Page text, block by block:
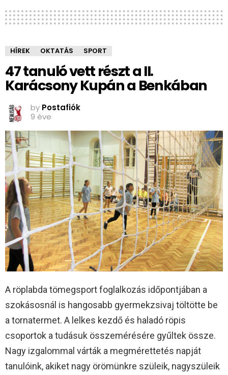
HÍREK OKTATÁS SPORT
47 tanuló vett részt a II.
Karácsony Kupán a Benkában
by Postafiók
9 éve
A röplabda tömegsport foglalkozás időpontjában a
szokásosnál is hangosabb gyermekzsivaj töltötte be
a tornatermet. A lelkes kezdő és haladó röpis
csoportok a tudásuk összemérésére gyűltek össze.
Nagy izgalommal várták a megmérettetés napját
tanulóink, akiket nagy örömünkre szüleik, nagyszüleik